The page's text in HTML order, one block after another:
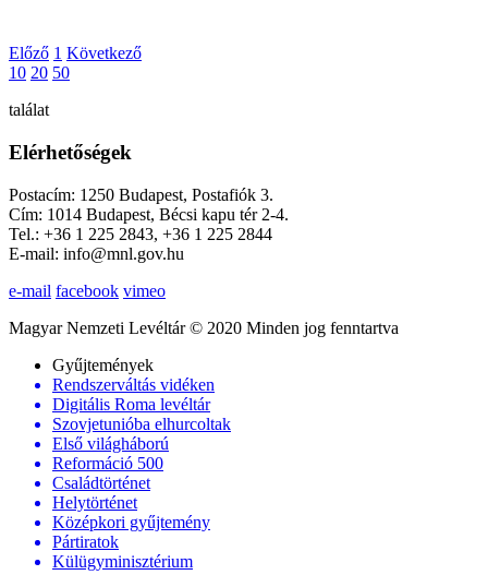
Előző 1 Következő
10 20 50
találat
Elérhetőségek
Postacím: 1250 Budapest, Postafiók 3.
Cím: 1014 Budapest, Bécsi kapu tér 2-4.
Tel.: +36 1 225 2843, +36 1 225 2844
E-mail: info@mnl.gov.hu
e-mail facebook vimeo
Magyar Nemzeti Levéltár © 2020 Minden jog fenntartva
Gyűjtemények
Rendszerváltás vidéken
Digitális Roma levéltár
Szovjetunióba elhurcoltak
Első világháború
Reformáció 500
Családtörténet
Helytörténet
Középkori gyűjtemény
Pártiratok
Külügyminisztérium